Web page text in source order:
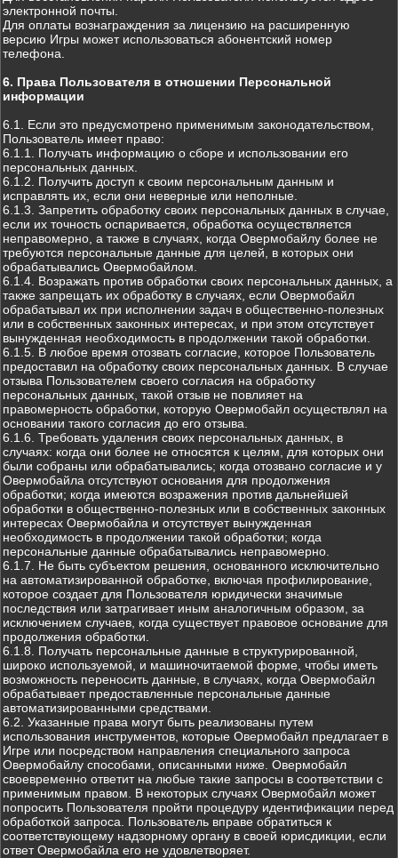
электронной почты.
Для оплаты вознаграждения за лицензию на расширенную
версию Игры может использоваться абонентский номер
телефона.
6. Права Пользователя в отношении Персональной
информации
6.1. Если это предусмотрено применимым законодательством,
Пользователь имеет право:
6.1.1. Получать информацию о сборе и использовании его
персональных данных.
6.1.2. Получить доступ к своим персональным данным и
исправлять их, если они неверные или неполные.
6.1.3. Запретить обработку своих персональных данных в случае,
если их точность оспаривается, обработка осуществляется
неправомерно, а также в случаях, когда Овермобайлу более не
требуются персональные данные для целей, в которых они
обрабатывались Овермобайлом.
6.1.4. Возражать против обработки своих персональных данных, а
также запрещать их обработку в случаях, если Овермобайл
обрабатывал их при исполнении задач в общественно-полезных
или в собственных законных интересах, и при этом отсутствует
вынужденная необходимость в продолжении такой обработки.
6.1.5. В любое время отозвать согласие, которое Пользователь
предоставил на обработку своих персональных данных. В случае
отзыва Пользователем своего согласия на обработку
персональных данных, такой отзыв не повлияет на
правомерность обработки, которую Овермобайл осуществлял на
основании такого согласия до его отзыва.
6.1.6. Требовать удаления своих персональных данных, в
случаях: когда они более не относятся к целям, для которых они
были собраны или обрабатывались; когда отозвано согласие и у
Овермобайла отсутствуют основания для продолжения
обработки; когда имеются возражения против дальнейшей
обработки в общественно-полезных или в собственных законных
интересах Овермобайла и отсутствует вынужденная
необходимость в продолжении такой обработки; когда
персональные данные обрабатывались неправомерно.
6.1.7. Не быть субъектом решения, основанного исключительно
на автоматизированной обработке, включая профилирование,
которое создает для Пользователя юридически значимые
последствия или затрагивает иным аналогичным образом, за
исключением случаев, когда существует правовое основание для
продолжения обработки.
6.1.8. Получать персональные данные в структурированной,
широко используемой, и машиночитаемой форме, чтобы иметь
возможность переносить данные, в случаях, когда Овермобайл
обрабатывает предоставленные персональные данные
автоматизированными средствами.
6.2. Указанные права могут быть реализованы путем
использования инструментов, которые Овермобайл предлагает в
Игре или посредством направления специального запроса
Овермобайлу способами, описанными ниже. Овермобайл
своевременно ответит на любые такие запросы в соответствии с
применимым правом. В некоторых случаях Овермобайл может
попросить Пользователя пройти процедуру идентификации перед
обработкой запроса. Пользователь вправе обратиться к
соответствующему надзорному органу в своей юрисдикции, если
ответ Овермобайла его не удовлетворяет.